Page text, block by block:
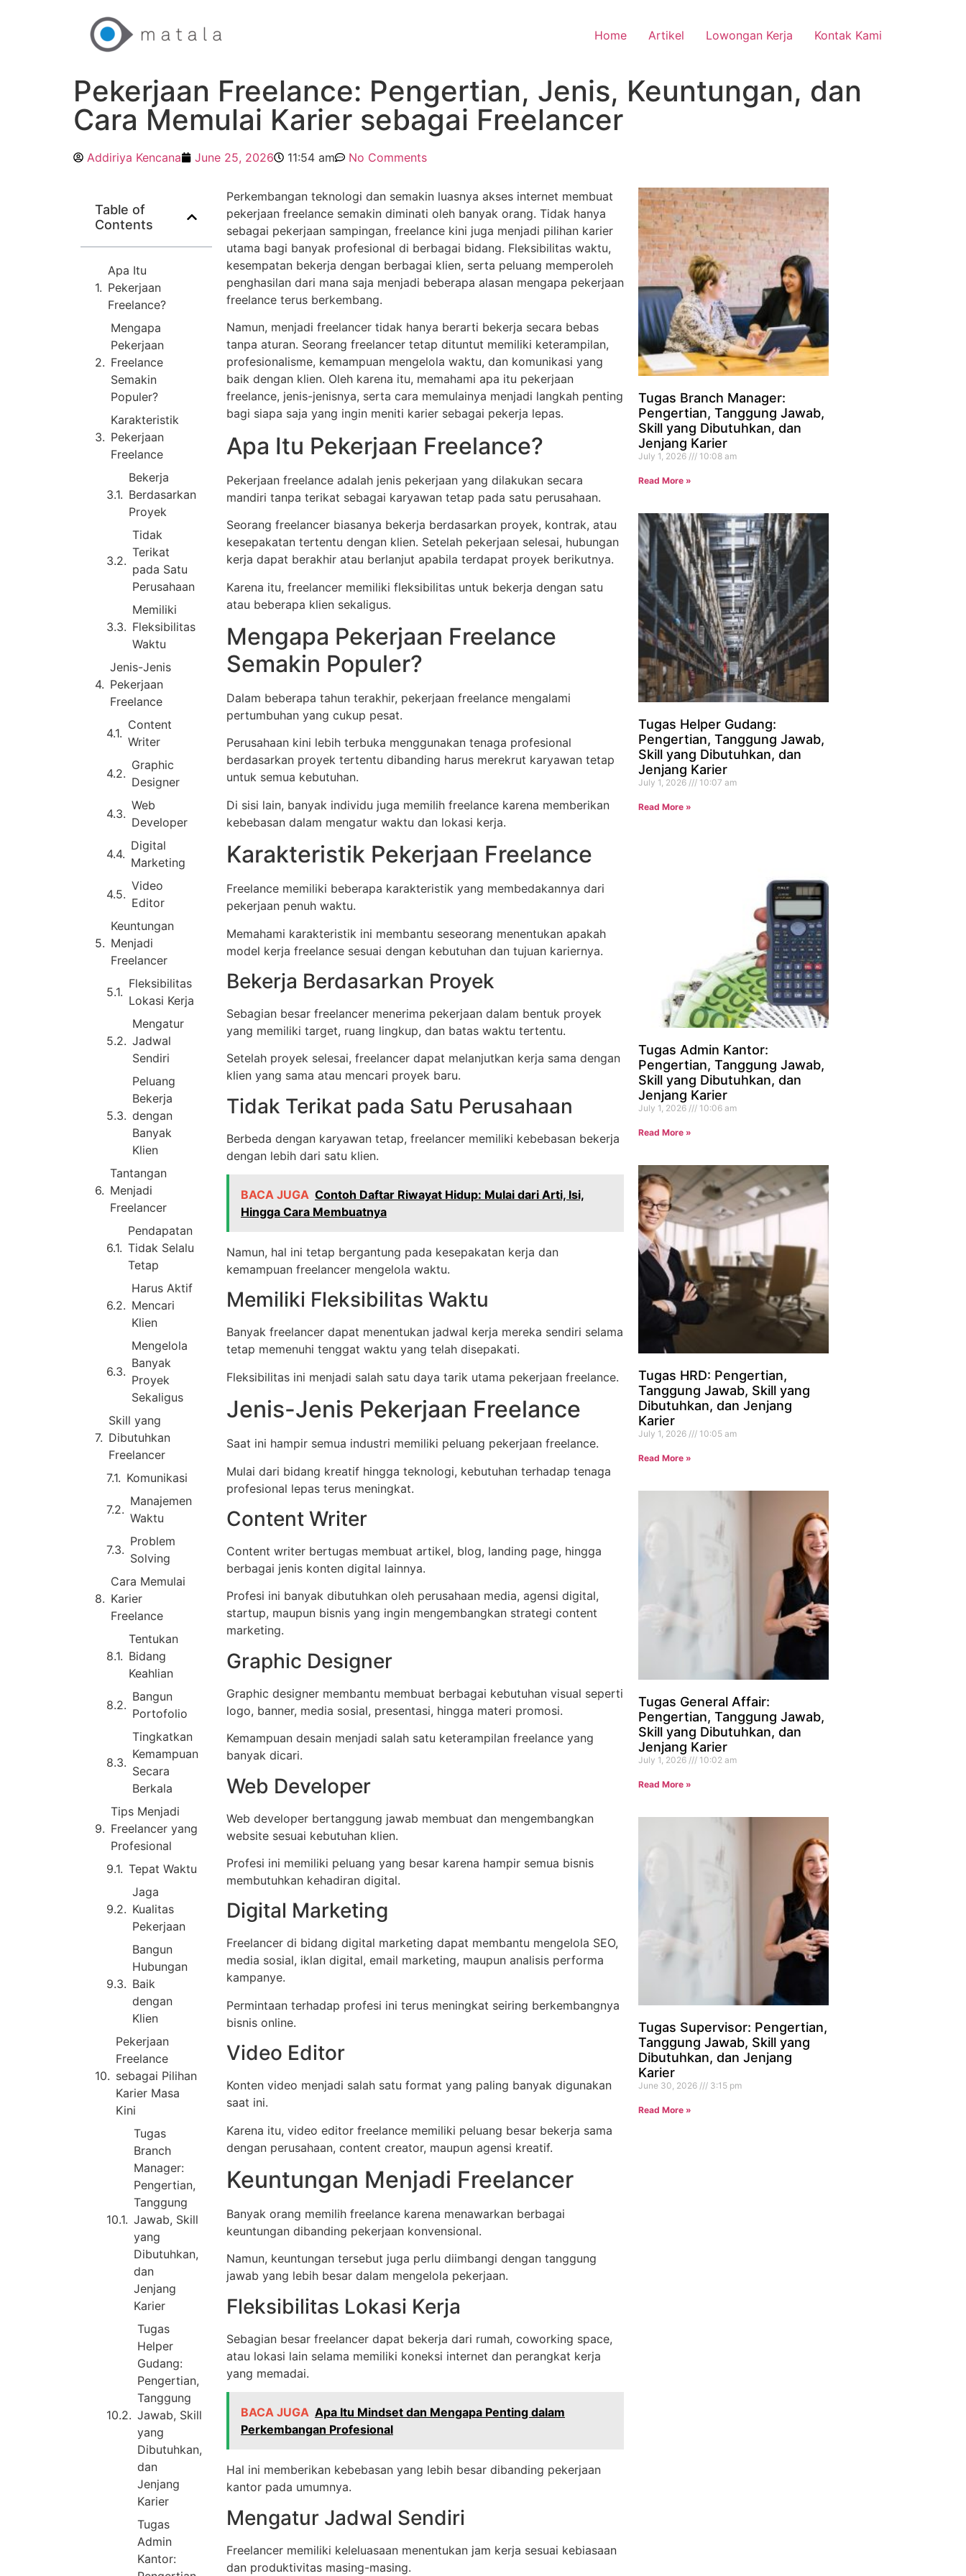
Home Artikel Lowongan Kerja Kontak Kami
Pekerjaan Freelance: Pengertian, Jenis, Keuntungan, dan
Cara Memulai Karier sebagai Freelancer
Addiriya Kencana June 25, 2026 11:54 am No Comments
Table of
Contents
Apa Itu
Pekerjaan
Freelance?
Mengapa
Pekerjaan
Freelance
Semakin
Populer?
Karakteristik
Pekerjaan
Freelance
Bekerja
Berdasarkan
Proyek
Tidak
Terikat
pada Satu
Perusahaan
Memiliki
Fleksibilitas
Waktu
Jenis-Jenis
Pekerjaan
Freelance
Content
Writer
Graphic
Designer
Web
Developer
Digital
Marketing
Video
Editor
Keuntungan
Menjadi
Freelancer
Fleksibilitas
Lokasi Kerja
Mengatur
Jadwal
Sendiri
Peluang
Bekerja
dengan
Banyak
Klien
Tantangan
Menjadi
Freelancer
Pendapatan
Tidak Selalu
Tetap
Harus Aktif
Mencari
Klien
Mengelola
Banyak
Proyek
Sekaligus
Skill yang
Dibutuhkan
Freelancer
Komunikasi
Manajemen
Waktu
Problem
Solving
Cara Memulai
Karier
Freelance
Tentukan
Bidang
Keahlian
Bangun
Portofolio
Tingkatkan
Kemampuan
Secara
Berkala
Tips Menjadi
Freelancer yang
Profesional
Tepat Waktu
Jaga
Kualitas
Pekerjaan
Bangun
Hubungan
Baik
dengan
Klien
Pekerjaan
Freelance
sebagai Pilihan
Karier Masa
Kini
Tugas
Branch
Manager:
Pengertian,
Tanggung
Jawab, Skill
yang
Dibutuhkan,
dan
Jenjang
Karier
Tugas
Helper
Gudang:
Pengertian,
Tanggung
Jawab, Skill
yang
Dibutuhkan,
dan
Jenjang
Karier
Tugas
Admin
Kantor:
Perkembangan teknologi dan semakin luasnya akses internet membuat
pekerjaan freelance semakin diminati oleh banyak orang. Tidak hanya
sebagai pekerjaan sampingan, freelance kini juga menjadi pilihan karier
utama bagi banyak profesional di berbagai bidang. Fleksibilitas waktu,
kesempatan bekerja dengan berbagai klien, serta peluang memperoleh
penghasilan dari mana saja menjadi beberapa alasan mengapa pekerjaan
freelance terus berkembang.
Namun, menjadi freelancer tidak hanya berarti bekerja secara bebas
tanpa aturan. Seorang freelancer tetap dituntut memiliki keterampilan,
profesionalisme, kemampuan mengelola waktu, dan komunikasi yang
baik dengan klien. Oleh karena itu, memahami apa itu pekerjaan
freelance, jenis-jenisnya, serta cara memulainya menjadi langkah penting
bagi siapa saja yang ingin meniti karier sebagai pekerja lepas.
Apa Itu Pekerjaan Freelance?
Pekerjaan freelance adalah jenis pekerjaan yang dilakukan secara
mandiri tanpa terikat sebagai karyawan tetap pada satu perusahaan.
Seorang freelancer biasanya bekerja berdasarkan proyek, kontrak, atau
kesepakatan tertentu dengan klien. Setelah pekerjaan selesai, hubungan
kerja dapat berakhir atau berlanjut apabila terdapat proyek berikutnya.
Karena itu, freelancer memiliki fleksibilitas untuk bekerja dengan satu
atau beberapa klien sekaligus.
Mengapa Pekerjaan Freelance
Semakin Populer?
Dalam beberapa tahun terakhir, pekerjaan freelance mengalami
pertumbuhan yang cukup pesat.
Perusahaan kini lebih terbuka menggunakan tenaga profesional
berdasarkan proyek tertentu dibanding harus merekrut karyawan tetap
untuk semua kebutuhan.
Di sisi lain, banyak individu juga memilih freelance karena memberikan
kebebasan dalam mengatur waktu dan lokasi kerja.
Karakteristik Pekerjaan Freelance
Freelance memiliki beberapa karakteristik yang membedakannya dari
pekerjaan penuh waktu.
Memahami karakteristik ini membantu seseorang menentukan apakah
model kerja freelance sesuai dengan kebutuhan dan tujuan kariernya.
Bekerja Berdasarkan Proyek
Sebagian besar freelancer menerima pekerjaan dalam bentuk proyek
yang memiliki target, ruang lingkup, dan batas waktu tertentu.
Setelah proyek selesai, freelancer dapat melanjutkan kerja sama dengan
klien yang sama atau mencari proyek baru.
Tidak Terikat pada Satu Perusahaan
Berbeda dengan karyawan tetap, freelancer memiliki kebebasan bekerja
dengan lebih dari satu klien.
BACA JUGA Contoh Daftar Riwayat Hidup: Mulai dari Arti, Isi,
Hingga Cara Membuatnya
Namun, hal ini tetap bergantung pada kesepakatan kerja dan
kemampuan freelancer mengelola waktu.
Memiliki Fleksibilitas Waktu
Banyak freelancer dapat menentukan jadwal kerja mereka sendiri selama
tetap memenuhi tenggat waktu yang telah disepakati.
Fleksibilitas ini menjadi salah satu daya tarik utama pekerjaan freelance.
Jenis-Jenis Pekerjaan Freelance
Saat ini hampir semua industri memiliki peluang pekerjaan freelance.
Mulai dari bidang kreatif hingga teknologi, kebutuhan terhadap tenaga
profesional lepas terus meningkat.
Content Writer
Content writer bertugas membuat artikel, blog, landing page, hingga
berbagai jenis konten digital lainnya.
Profesi ini banyak dibutuhkan oleh perusahaan media, agensi digital,
startup, maupun bisnis yang ingin mengembangkan strategi content
marketing.
Graphic Designer
Graphic designer membantu membuat berbagai kebutuhan visual seperti
logo, banner, media sosial, presentasi, hingga materi promosi.
Kemampuan desain menjadi salah satu keterampilan freelance yang
banyak dicari.
Web Developer
Web developer bertanggung jawab membuat dan mengembangkan
website sesuai kebutuhan klien.
Profesi ini memiliki peluang yang besar karena hampir semua bisnis
membutuhkan kehadiran digital.
Digital Marketing
Freelancer di bidang digital marketing dapat membantu mengelola SEO,
media sosial, iklan digital, email marketing, maupun analisis performa
kampanye.
Permintaan terhadap profesi ini terus meningkat seiring berkembangnya
bisnis online.
Video Editor
Konten video menjadi salah satu format yang paling banyak digunakan
saat ini.
Karena itu, video editor freelance memiliki peluang besar bekerja sama
dengan perusahaan, content creator, maupun agensi kreatif.
Keuntungan Menjadi Freelancer
Banyak orang memilih freelance karena menawarkan berbagai
keuntungan dibanding pekerjaan konvensional.
Namun, keuntungan tersebut juga perlu diimbangi dengan tanggung
jawab yang lebih besar dalam mengelola pekerjaan.
Fleksibilitas Lokasi Kerja
Sebagian besar freelancer dapat bekerja dari rumah, coworking space,
atau lokasi lain selama memiliki koneksi internet dan perangkat kerja
yang memadai.
BACA JUGA Apa Itu Mindset dan Mengapa Penting dalam
Perkembangan Profesional
Hal ini memberikan kebebasan yang lebih besar dibanding pekerjaan
kantor pada umumnya.
Mengatur Jadwal Sendiri
Freelancer memiliki keleluasaan menentukan jam kerja sesuai kebiasaan
dan produktivitas masing-masing.
Tugas Branch Manager:
Pengertian, Tanggung Jawab,
Skill yang Dibutuhkan, dan
Jenjang Karier
July 1, 2026 10:08 am
Read More »
Tugas Helper Gudang:
Pengertian, Tanggung Jawab,
Skill yang Dibutuhkan, dan
Jenjang Karier
July 1, 2026 10:07 am
Read More »
Tugas Admin Kantor:
Pengertian, Tanggung Jawab,
Skill yang Dibutuhkan, dan
Jenjang Karier
July 1, 2026 10:06 am
Read More »
Tugas HRD: Pengertian,
Tanggung Jawab, Skill yang
Dibutuhkan, dan Jenjang
Karier
July 1, 2026 10:05 am
Read More »
Tugas General Affair:
Pengertian, Tanggung Jawab,
Skill yang Dibutuhkan, dan
Jenjang Karier
July 1, 2026 10:02 am
Read More »
Tugas Supervisor: Pengertian,
Tanggung Jawab, Skill yang
Dibutuhkan, dan Jenjang
Karier
June 30, 2026 3:15 pm
Read More »